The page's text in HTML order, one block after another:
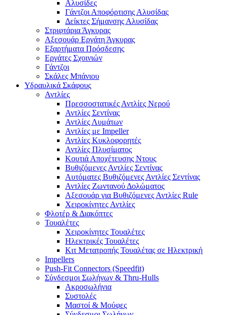
Αλυσίδες
Γάντζοι Αποφόρτισης Αλυσίδας
Δείκτες Σήμανσης Αλυσίδας
Στριφτάρια Άγκυρας
Αξεσουάρ Εργάτη Άγκυρας
Εξαρτήματα Πρόσδεσης
Εργάτες Σχοινιών
Γάντζοι
Σκάλες Μπάνιου
Υδραυλικά Σκάφους
Αντλίες
Πρεσσοστατικές Αντλίες Νερού
Αντλίες Σεντίνας
Αντλίες Λυμάτων
Αντλίες με Impeller
Αντλίες Κυκλοφορητές
Αντλίες Πλυσίματος
Κουτιά Αποχέτευσης Ντους
Βυθιζόμενες Αντλίες Σεντίνας
Αυτόματες Βυθιζόμενες Αντλίες Σεντίνας
Αντλίες Ζωντανού Δολώματος
Αξεσουάρ για Βυθιζόμενες Αντλίες Rule
Χειροκίνητες Αντλίες
Φλοτέρ & Διακόπτες
Τουαλέτες
Χειροκίνητες Τουαλέτες
Ηλεκτρικές Τουαλέτες
Κιτ Μετατροπής Τουαλέτας σε Ηλεκτρική
Impellers
Push-Fit Connectors (Speedfit)
Σύνδεσμοι Σωλήνων & Thru-Hulls
Ακροσωλήνια
Συστολές
Μαστοί & Μούφες